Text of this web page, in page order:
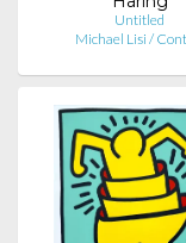
Untitled
Michael Lisi /